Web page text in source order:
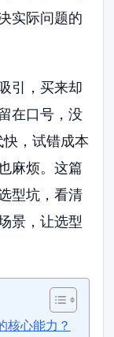
实际问题的
引，买来却
在口号，没
，试错成本
麻烦。这篇
型坑，看清
景，让选型
核心能力？